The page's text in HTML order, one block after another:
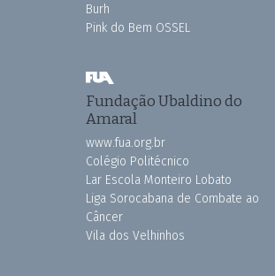
Burh
Pink do Bem OSSEL
Fundação Ubaldino do
Amaral
www.fua.org.br
Colégio Politécnico
Lar Escola Monteiro Lobato
Liga Sorocabana de Combate ao
Câncer
Vila dos Velhinhos